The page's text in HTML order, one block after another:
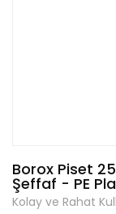
Borox Piset
Şeffaf - PE
Kolay ve Rahat